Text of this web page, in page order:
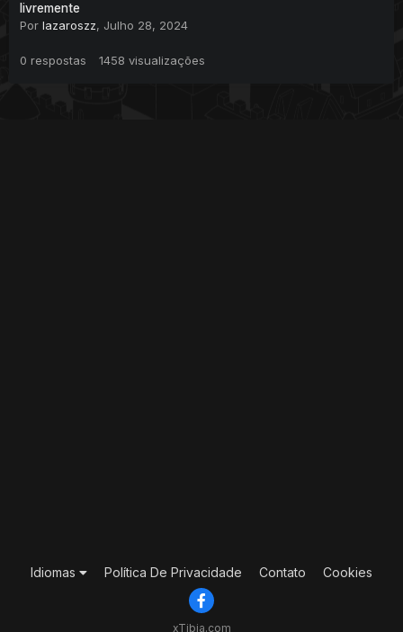
livremente
Por lazaroszz, Julho 28, 2024
0 respostas 1458 visualizações
Idiomas Política De Privacidade Contato Cookies
xTibia.com